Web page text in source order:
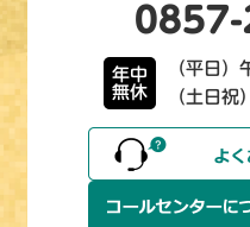
0857-
年中
無休
（平日
（土日